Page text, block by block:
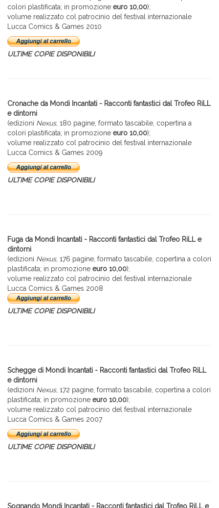
colori plastificata; in promozione euro 10,00);
volume realizzato col patrocinio del festival internazionale
Lucca Comics & Games 2010
ULTIME COPIE DISPONIBILI
Cronache da Mondi Incantati - Racconti fantastici dal Trofeo RiLL
e dintorni
(edizioni Nexus, 180 pagine, formato tascabile, copertina a
colori plastificata; in promozione euro 10,00);
volume realizzato col patrocinio del festival internazionale
Lucca Comics & Games 2009
ULTIME COPIE DISPONIBILI
Fuga da Mondi Incantati - Racconti fantastici dal Trofeo RiLL e
dintorni
(edizioni Nexus, 176 pagine, formato tascabile, copertina a colori
plastificata; in promozione euro 10,00);
volume realizzato col patrocinio del festival internazionale
Lucca Comics & Games 2008
ULTIME COPIE DISPONIBILI
Schegge di Mondi Incantati - Racconti fantastici dal Trofeo RiLL
e dintorni
(edizioni Nexus, 172 pagine, formato tascabile, copertina a colori
plastificata; in promozione euro 10,00);
volume realizzato col patrocinio del festival internazionale
Lucca Comics & Games 2007
ULTIME COPIE DISPONIBILI
Sognando Mondi Incantati - Racconti fantastici dal Trofeo RiLL e